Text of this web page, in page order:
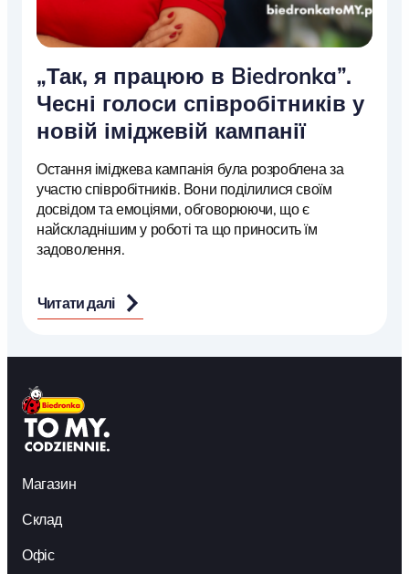
„Так, я працюю в Biedronka”.
Чесні голоси співробітників у
новій іміджевій кампанії
Остання іміджева кампанія була розроблена за
участю співробітників. Вони поділилися своїм
досвідом та емоціями, обговорюючи, що є
найскладнішим у роботі та що приносить їм
задоволення.
Читати далі
Магазин
Склад
Офіс